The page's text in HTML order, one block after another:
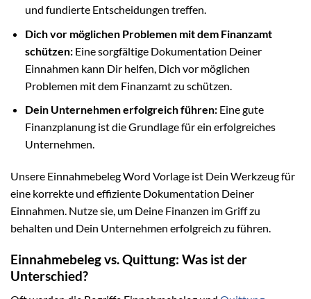
und fundierte Entscheidungen treffen.
Dich vor möglichen Problemen mit dem Finanzamt
schützen:Eine sorgfältige Dokumentation Deiner
Einnahmen kann Dir helfen, Dich vor möglichen
Problemen mit dem Finanzamt zu schützen.
Dein Unternehmen erfolgreich führen:Eine gute
Finanzplanung ist die Grundlage für ein erfolgreiches
Unternehmen.
Unsere Einnahmebeleg Word Vorlage ist Dein Werkzeug für
eine korrekte und effiziente Dokumentation Deiner
Einnahmen. Nutze sie, um Deine Finanzen im Griff zu
behalten und Dein Unternehmen erfolgreich zu führen.
Einnahmebeleg vs. Quittung: Was ist der
Unterschied?